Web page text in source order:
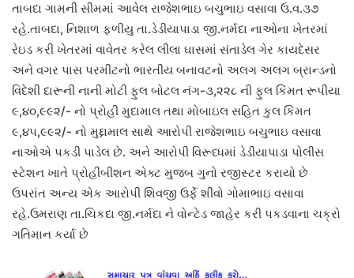
તાબદા ગામની સીમમાં આવેલ રાજેશભાઇ બચુભાઇ વસાવા ઉ.વ.૩૭
રહે.તાબદા, નિશાળ ફળીયુ તા.ડેડીયાપાડા જી.નર્મદા નાઓના ખેતરમાં
રેઇડ કરી ખેતરમાં વાવેતર કરેલ લીલા ઘાસમાં સંતાડેલ ગેર કાયદેસર
અને વગર પાસ પરમીટનો ભારતીય બનાવટનો અલગ અલગ બ્રાન્ડનો
વિદેશી દારૂની નાની મોટી ફુલ બોટલ નંગ-૩,૨૨૮ ની ફુલ કિંમત રૂપીયા
૯,૪૦,૯૯૨/- નો પ્રોહી મુદામાલ તથા મોબાઇલ સહિત કુલ કિંમત
૯,૪૫,૯૯૨/- નો મુદ્દામાલ સાથે આરોપી રાજેશભાઇ બચુભાઇ વસાવા
નાઓએ પકડી પાડેલ છે. અને આરોપી વિરૂધ્ધમાં ડેડીયાપાડા પોલીસ
સ્ટેશન ખાતે પ્રોહીબીશન એક્ટ મુજબ ગુનો રજીસ્ટર કરાયો છે
ઉપરાંત અન્ય એક આરોપી શિવજી ઉર્ફે શીવો ગોમાભાઇ વસાવા
રહે.ઉમરાણ તા.ચિકદા જી.નર્મદા ને વોન્ટેડ જાહેર કરી પકડવાના ચક્રો
ગતિમાન કર્યા છે